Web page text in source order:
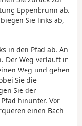
Eppenbrunn ab.
Sie links ab,
in den Pfad ab. An
Der Weg verläuft in
Weg und gehen
Sie die
Sie der
hinunter. Vor
einen Bach